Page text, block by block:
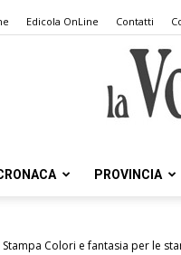
Edicola OnLine Contatti
PROVINCIA
Stampa Colori e fantasia per le